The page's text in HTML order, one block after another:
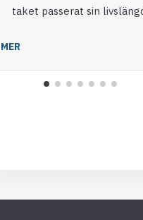
taket passerat sin